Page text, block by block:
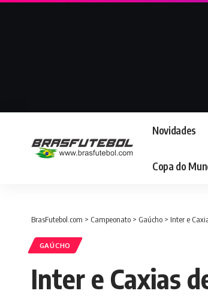
Novidades
Copa do
BrasFutebol.com > Campeonato > Gaúcho > Inter e
GAÚCHO
Inter e Caxias